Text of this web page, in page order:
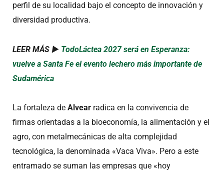
perfil de su localidad bajo el concepto de innovación y
diversidad productiva.
LEER MÁS ► TodoLáctea 2027 será en Esperanza:
vuelve a Santa Fe el evento lechero más importante de
Sudamérica
La fortaleza de Alvear radica en la convivencia de
firmas orientadas a la bioeconomía, la alimentación y el
agro, con metalmecánicas de alta complejidad
tecnológica, la denominada «Vaca Viva». Pero a este
entramado se suman las empresas que «hoy